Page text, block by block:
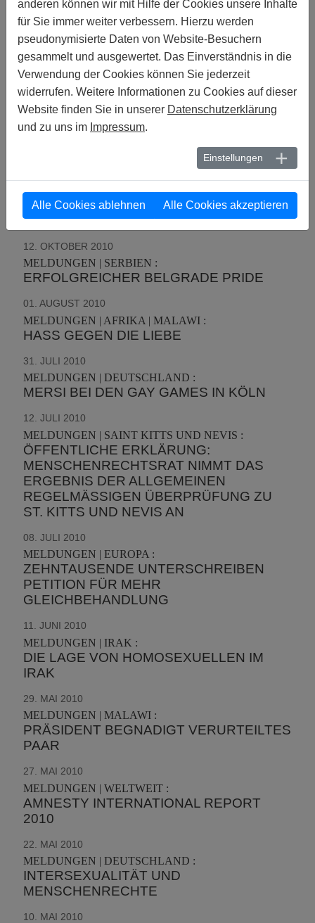
Minderheiten erwähnte er in seiner Stellungnahme
nicht.
MELDUNGEN 2010
MELDUNGEN :
ONLINE-PETITION GEGEN WEIBLICHE
GENITALVERSTÜMMELUNG -
MELDUNGEN | SERBIEN :
VIDEO: BELGRAD-PRIDE 2010
12. OKTOBER 2010
MELDUNGEN | SERBIEN :
ERFOLGREICHER BELGRADE PRIDE
01. AUGUST 2010
MELDUNGEN | AFRIKA | MALAWI :
HASS GEGEN DIE LIEBE
31. JULI 2010
MELDUNGEN | DEUTSCHLAND :
MERSI BEI DEN GAY GAMES IN KÖLN
12. JULI 2010
MELDUNGEN | SAINT KITTS UND NEVIS :
ÖFFENTLICHE ERKLÄRUNG:
MENSCHENRECHTSRAT NIMMT DAS
ERGEBNIS DER ALLGEMEINEN
REGELMÄSSIGEN ÜBERPRÜFUNG ZU S
T. KITTS UND NEVIS AN
08. JULI 2010
MELDUNGEN | EUROPA :
ZEHNTAUSENDE UNTERSCHREIBEN
PETITION FÜR MEHR
GLEICHBEHANDLUNG
11. JUNI 2010
MELDUNGEN | IRAK :
DIE LAGE VON HOMOSEXUELLEN IM
IRAK
29. MAI 2010
MELDUNGEN | MALAWI :
PRÄSIDENT BEGNADIGT VERURTEILTES
PAAR
27. MAI 2010
MELDUNGEN | WELTWEIT :
AMNESTY INTERNATIONAL REPORT
2010
22. MAI 2010
MELDUNGEN | DEUTSCHLAND :
INTERSEXUALITÄT UND
MENSCHENRECHTE
10. MAI 2010
anderen können wir mit Hilfe der Cookies unsere Inhalte
für Sie immer weiter verbessern. Hierzu werden
pseudonymisierte Daten von Website-Besuchern
gesammelt und ausgewertet. Das Einverständnis in die
Verwendung der Cookies können Sie jederzeit
widerrufen. Weitere Informationen zu Cookies auf dieser
Website finden Sie in unserer Datenschutzerklärung
und zu uns im Impressum.
Einstellungen
Alle Cookies ablehnen Alle Cookies akzeptieren